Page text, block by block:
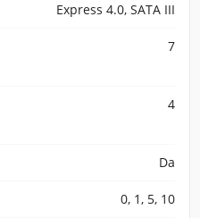
Express 4.0, SATA III
7
4
Da
0, 1, 5, 10